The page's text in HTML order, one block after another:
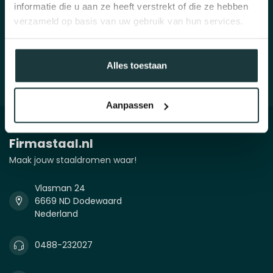
informatie die u aan ze heeft verstrekt of die ze hebben
verzameld op basis van uw gebruik van hun services.
Alles toestaan
Aanpassen
Op de hoogte blijven?
Schrijf je in voor onze nieuwsbrief en mis niets!
Firmastaal.nl
Maak jouw staaldromen waar!
Vlasman 24
6669 ND Dodewaard
Nederland
0488-232027